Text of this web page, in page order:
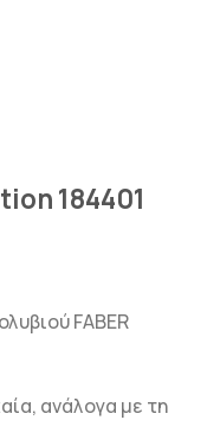
184401
FABER
ανάλογα με τη